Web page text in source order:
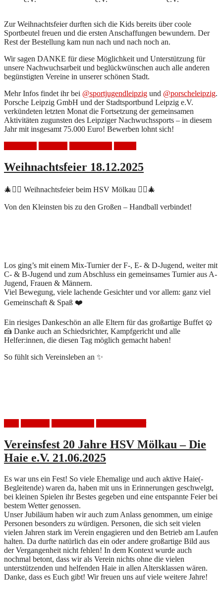
Zur Weihnachtsfeier durften sich die Kids bereits über coole
Sportbeutel freuen und die ersten Anschaffungen bewundern. Der
Rest der Bestellung kam nun nach und nach noch an.
Wir sagen DANKE für diese Möglichkeit und Unterstützung für
unsere Nachwuchsarbeit und beglückwünschen auch alle anderen
begünstigten Vereine in unserer schönen Stadt.
Mehr Infos findet ihr bei @sportjugendleipzig und @porscheleipzig.
Porsche Leipzig GmbH und der Stadtsportbund Leipzig e.V.
verkündeten letzten Monat die Fortsetzung der gemeinsamen
Aktivitäten zugunsten des Leipziger Nachwuchssports – in diesem
Jahr mit insgesamt 75.000 Euro! Bewerben lohnt sich!
Weihnachtsfeier 18.12.2025
🎄🤾‍♀️ Weihnachtsfeier beim HSV Mölkau 🤾‍♂️🎄
Von den Kleinsten bis zu den Großen – Handball verbindet!
Los ging’s mit einem Mix-Turnier der F-, E- & D-Jugend, weiter mit
C- & B-Jugend und zum Abschluss ein gemeinsames Turnier aus A-
Jugend, Frauen & Männern.
Viel Bewegung, viele lachende Gesichter und vor allem: ganz viel
Gemeinschaft & Spaß ❤️
Ein riesiges Dankeschön an alle Eltern für das großartige Buffet 🥨
🍰 Danke auch an Schiedsrichter, Kampfgericht und alle
Helfer:innen, die diesen Tag möglich gemacht haben!
So fühlt sich Vereinsleben an ✨
Vereinsfest 20 Jahre HSV Mölkau – Die
Haie e.V. 21.06.2025
Es war uns ein Fest! So viele Ehemalige und auch aktive Haie(-
Begleitende) waren da, haben mit uns in Erinnerungen geschwelgt,
bei kleinen Spielen ihr Bestes gegeben und eine entspannte Feier bei
bestem Wetter genossen.
Unser Jubiläum haben wir auch zum Anlass genommen, um einige
Personen besonders zu würdigen. Personen, die sich seit vielen
vielen Jahren stark im Verein engagieren und den Betrieb am Laufen
halten. Da durfte natürlich das ein oder andere großartige Bild aus
der Vergangenheit nicht fehlen! In dem Kontext wurde auch
nochmal betont, dass wir als Verein nichts ohne die vielen
unterstützenden und helfenden Haie in allen Altersklassen wären.
Danke, dass es Euch gibt! Wir freuen uns auf viele weitere Jahre!